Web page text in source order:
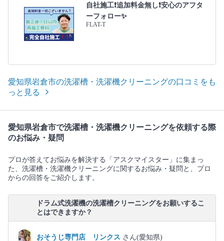
自社施工❗️追加料金無し❗️安心のアフタ
ーフォロー✨
FLAT-T
愛知県岩倉市の洗濯槽・洗濯機クリーニングの口コミをも
っと見る
愛知県岩倉市で洗濯槽・洗濯機クリーニングを依頼する際
のお悩み・疑問
プロが答えてお悩みを解決する「アスクマイスター」に集まっ
た、洗濯槽・洗濯機クリーニングに関するお悩み・疑問と、プロ
からの回答をご紹介します。
ドラム式洗濯機の洗濯槽クリーニングをお願いするこ
とはできますか？
おそうじ専門店 リンクス さん(愛知県)